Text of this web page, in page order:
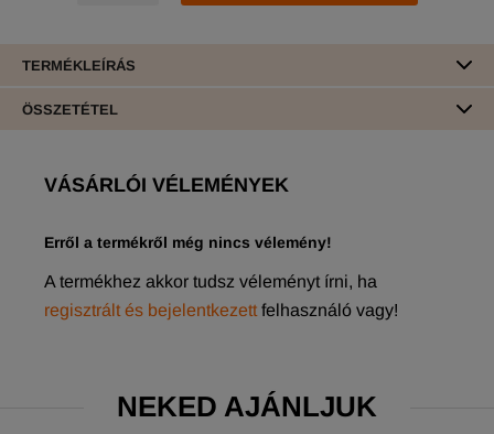
TERMÉKLEÍRÁS
ÖSSZETÉTEL
VÁSÁRLÓI VÉLEMÉNYEK
Erről a termékről még nincs vélemény!
A termékhez akkor tudsz véleményt írni, ha
regisztrált és bejelentkezett felhasználó vagy!
NEKED AJÁNLJUK